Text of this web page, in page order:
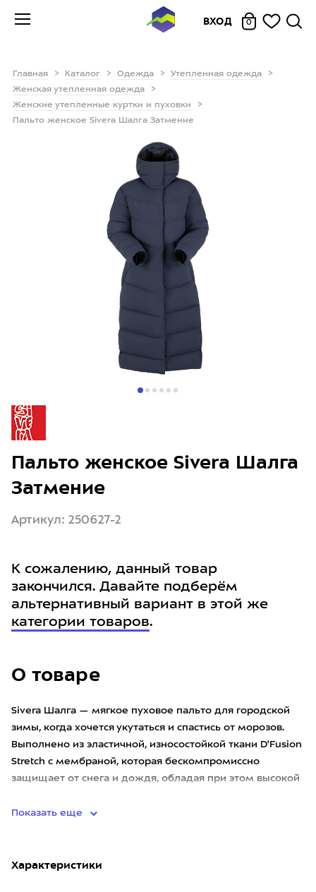
ВХОД 0
Главная Каталог Одежда
Утепленная одежда
Женская утепленная одежда
Женские утепленные куртки и пуховки
Пальто женское Sivera Шалга Затмение
О товаре
Sivera Шалга — мягкое пуховое пальто для городской
зимы, когда хочется укутаться и спастись от морозов.
Выполнено из эластичной, износостойкой ткани D'Fusion
Stretch с мембраной, которая бескомпромиссно
защищает от снега и дождя, обладая при этом высокой
Показать еще
Характеристики
Пальто женское Sivera Шалга
Затмение
Артикул: 250627-2
К сожалению, данный товар
закончился. Давайте подберём
альтернативный вариант в этой же
категории товаров.